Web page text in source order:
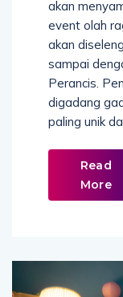
akan
event olah
akan
sampai
Perancis.
digadang
paling unik
Read
More